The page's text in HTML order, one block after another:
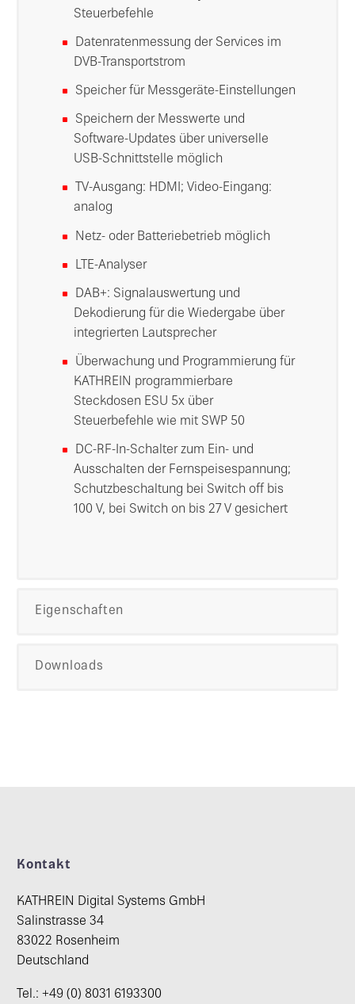
Steuerbefehle
Datenratenmessung der Services im
DVB-Transportstrom
Speicher für Messgeräte-Einstellungen
Speichern der Messwerte und
Software-Updates über universelle
USB-Schnittstelle möglich
TV-Ausgang: HDMI; Video-Eingang:
analog
Netz- oder Batteriebetrieb möglich
LTE-Analyser
DAB+: Signalauswertung und
Dekodierung für die Wiedergabe über
integrierten Lautsprecher
Überwachung und Programmierung für
KATHREIN programmierbare
Steckdosen ESU 5x über
Steuerbefehle wie mit SWP 50
DC-RF-In-Schalter zum Ein- und
Ausschalten der Fernspeisespannung;
Schutzbeschaltung bei Switch off bis
100 V, bei Switch on bis 27 V gesichert
Eigenschaften
Downloads
Kontakt
KATHREIN Digital Systems GmbH
Salinstrasse 34
83022 Rosenheim
Deutschland
Tel.: +49 (0) 8031 6193300